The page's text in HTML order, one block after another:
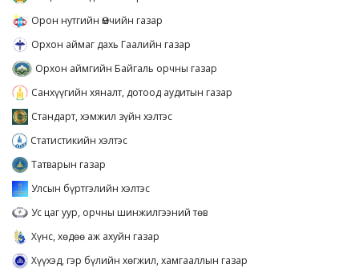
Орон нутгийн Өмчийн газар
Орхон аймаг дахь Гаалийн газар
Орхон аймгийн Байгаль орчны газар
Санхүүгийн хяналт, дотоод аудитын газар
Стандарт, хэмжил зүйн хэлтэс
Статистикийн хэлтэс
Татварын газар
Улсын бүртгэлийн хэлтэс
Ус цаг уур, орчны шинжилгээний төв
Хүнс, хөдөө аж ахуйн газар
Хүүхэд, гэр бүлийн хөгжил, хамгааллын газар